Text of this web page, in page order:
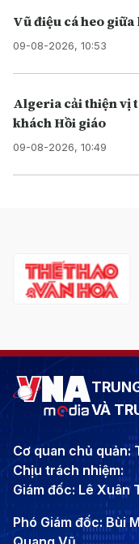
Vũ điệu cá heo
09-08-2026, 10:53
Algeria cải thiện vị
khách Hồi giáo
09-08-2026, 10:49
VÀ
Cơ quan chủ quản:
Chịu trách nhiệm:
Giám đốc: Lê Xuân
Phó Giám đốc: Bùi